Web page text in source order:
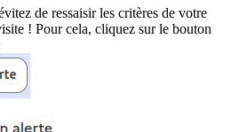
de ressaisir les critères de votre
! Pour cela, cliquez sur le bouton